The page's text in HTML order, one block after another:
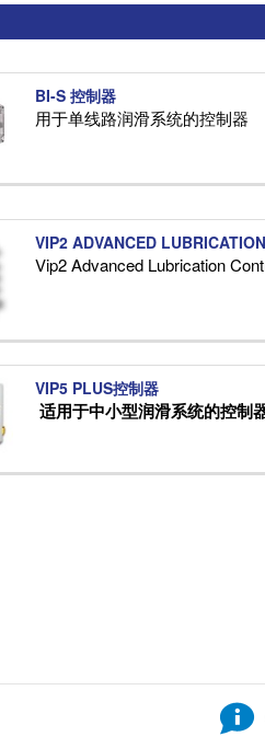
BI-S 控制器
用于单线路润滑系统的控制器
VIP2 ADVANCED
Vip2 Advanced Lubrication
VIP5 PLUS控制器
适用于中小型润滑系统的控制